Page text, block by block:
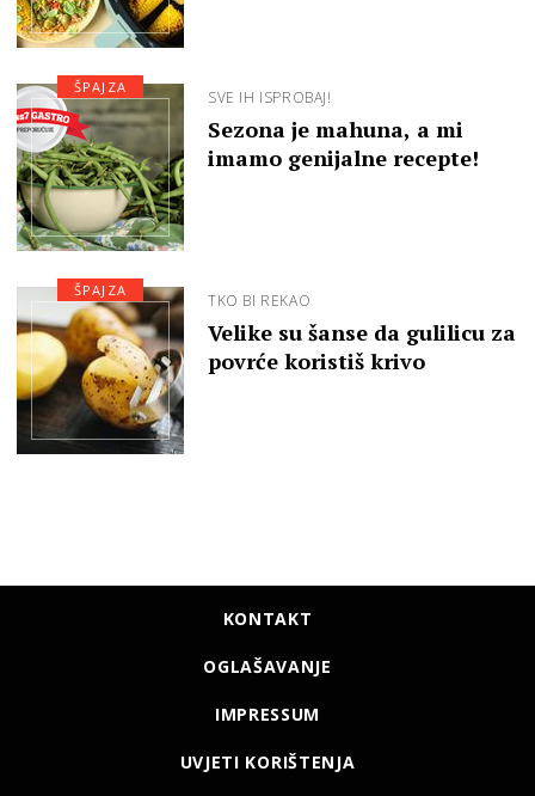
SVE IH ISPROBAJ!
Sezona je mahuna, a mi
imamo genijalne recepte!
ŠPAJZA
TKO BI REKAO
Velike su šanse da gulilicu za
povrće koristiš krivo
ŠPAJZA
KONTAKT
OGLAŠAVANJE
IMPRESSUM
UVJETI KORIŠTENJA